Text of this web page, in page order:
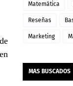
Matemática
Reseñas
Marketing
MAS BUSCADOS